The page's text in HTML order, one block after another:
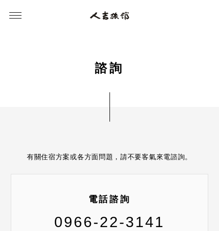
諮詢
有關住宿方案或各方面問題，請不要客氣來電諮詢。
電話諮詢
0966-22-3141